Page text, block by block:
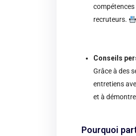
recruteurs.
Conseils
Grâce à des
entretiens
et à
Pourquoi